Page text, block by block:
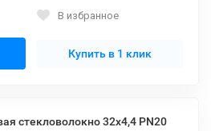
В избранное
Купить в 1 клик
стекловолокно 32х4,4 PN20